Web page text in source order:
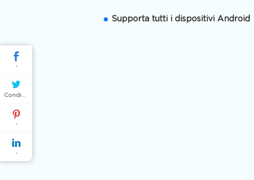
Supporta tutti i dispositivi Android
-
-
-